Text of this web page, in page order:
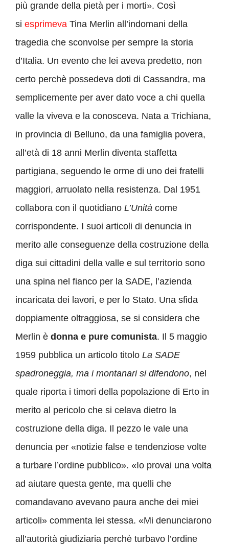
più grande della pietà per i morti». Così
si esprimeva Tina Merlin all’indomani della
tragedia che sconvolse per sempre la storia
d’Italia. Un evento che lei aveva predetto, non
certo perchè possedeva doti di Cassandra, ma
semplicemente per aver dato voce a chi quella
valle la viveva e la conosceva. Nata a Trichiana,
in provincia di Belluno, da una famiglia povera,
all’età di 18 anni Merlin diventa staffetta
partigiana, seguendo le orme di uno dei fratelli
maggiori, arruolato nella resistenza. Dal 1951
collabora con il quotidiano L’Unità come
corrispondente. I suoi articoli di denuncia in
merito alle conseguenze della costruzione della
diga sui cittadini della valle e sul territorio sono
una spina nel fianco per la SADE, l’azienda
incaricata dei lavori, e per lo Stato. Una sfida
doppiamente oltraggiosa, se si considera che
Merlin è donna e pure comunista. Il 5 maggio
1959 pubblica un articolo titolo La SADE
spadroneggia, ma i montanari si difendono, nel
quale riporta i timori della popolazione di Erto in
merito al pericolo che si celava dietro la
costruzione della diga. Il pezzo le vale una
denuncia per «notizie false e tendenziose volte
a turbare l’ordine pubblico». «Io provai una volta
ad aiutare questa gente, ma quelli che
comandavano avevano paura anche dei miei
articoli» commenta lei stessa. «Mi denunciarono
all’autorità giudiziaria perchè turbavo l’ordine